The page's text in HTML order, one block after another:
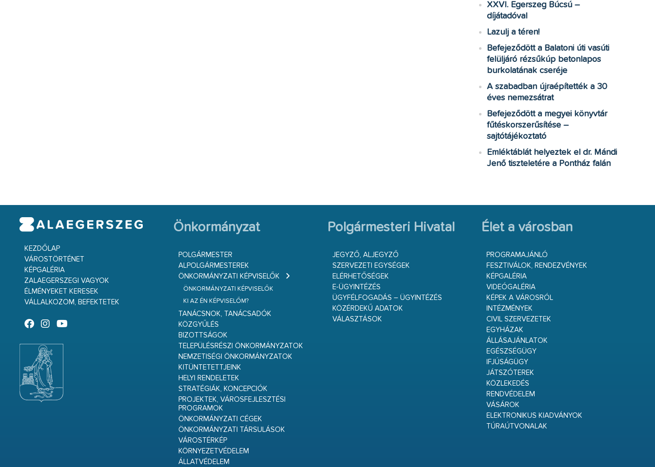
XXVI. Egerszeg Búcsú –
díjátadóval
Lazulj a téren!
Befejeződött a Balatoni úti vasúti
felüljáró rézsűkúp betonlapos
burkolatának cseréje
A szabadban újraépítették a 30
éves nemezsátrat
Befejeződött a megyei könyvtár
fűtéskorszerűsítése –
sajtótájékoztató
Emléktáblát helyeztek el dr. Mándi
Jenő tiszteletére a Pontház falán
KEZDŐLAP
VÁROSTÖRTÉNET
KÉPGALÉRIA
ZALAEGERSZEGI VAGYOK
ÉLMÉNYEKET KERESEK
VÁLLALKOZOM, BEFEKTETEK
Önkormányzat
POLGÁRMESTER
ALPOLGÁRMESTEREK
ÖNKORMÁNYZATI KÉPVISELŐK
ÖNKORMÁNYZATI KÉPVISELŐK
KI AZ ÉN KÉPVISELŐM?
TANÁCSNOK, TANÁCSADÓK
KÖZGYŰLÉS
BIZOTTSÁGOK
TELEPÜLÉSRÉSZI ÖNKORMÁNYZATOK
NEMZETISÉGI ÖNKORMÁNYZATOK
KITÜNTETETTJEINK
HELYI RENDELETEK
STRATÉGIÁK, KONCEPCIÓK
PROJEKTEK, VÁROSFEJLESZTÉSI
PROGRAMOK
ÖNKORMÁNYZATI CÉGEK
ÖNKORMÁNYZATI TÁRSULÁSOK
VÁROSTÉRKÉP
KÖRNYEZETVÉDELEM
ÁLLATVÉDELEM
Polgármesteri Hivatal
JEGYZŐ, ALJEGYZŐ
SZERVEZETI EGYSÉGEK
ELÉRHETŐSÉGEK
E-ÜGYINTÉZÉS
ÜGYFÉLFOGADÁS – ÜGYINTÉZÉS
KÖZÉRDEKŰ ADATOK
VÁLASZTÁSOK
Élet a városban
PROGRAMAJÁNLÓ
FESZTIVÁLOK, RENDEZVÉNYEK
KÉPGALÉRIA
VIDEÓGALÉRIA
KÉPEK A VÁROSRÓL
INTÉZMÉNYEK
CIVIL SZERVEZETEK
EGYHÁZAK
ÁLLÁSAJÁNLATOK
EGÉSZSÉGÜGY
IFJÚSÁGÜGY
JÁTSZÓTEREK
KÖZLEKEDÉS
RENDVÉDELEM
VÁSÁROK
ELEKTRONIKUS KIADVÁNYOK
TÚRAÚTVONALAK